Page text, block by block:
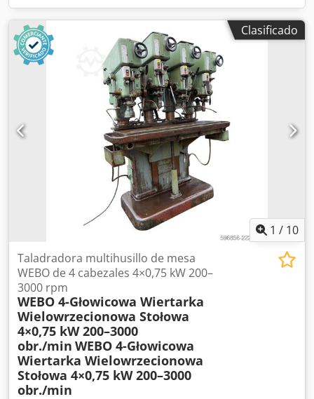
Clasificado
1 / 10
Taladradora multihusillo de mesa
WEBO de 4 cabezales 4×0,75 kW 200–
3000 rpm
WEBO 4-Głowicowa Wiertarka
Wielowrzecionowa Stołowa
4×0,75 kW 200–3000
obr./min WEBO 4-Głowicowa
Wiertarka Wielowrzecionowa
Stołowa 4×0,75 kW 200–3000
obr./min